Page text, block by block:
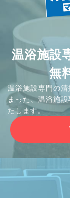
温浴施設
無
温浴施設専門の
まった、温浴施
たします。